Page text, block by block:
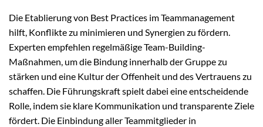
Die Etablierung von Best Practices im Teammanagement
hilft, Konflikte zu minimieren und Synergien zu fördern.
Experten empfehlen regelmäßige Team-Building-
Maßnahmen, um die Bindung innerhalb der Gruppe zu
stärken und eine Kultur der Offenheit und des Vertrauens zu
schaffen. Die Führungskraft spielt dabei eine entscheidende
Rolle, indem sie klare Kommunikation und transparente Ziele
fördert. Die Einbindung aller Teammitglieder in